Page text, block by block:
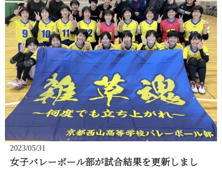
2023/05/31
女子バレーボール部が試合結果を更新しまし